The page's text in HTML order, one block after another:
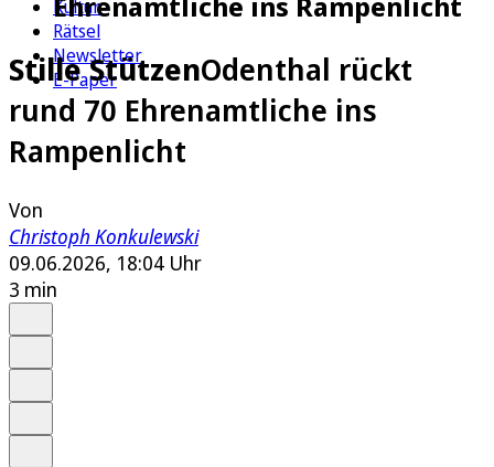
Kultur
Rätsel
Newsletter
E-Paper
Stille StützenOdenthal rückt
rund 70 Ehrenamtliche ins
Rampenlicht
Von
Christoph Konkulewski
09.06.2026, 18:04 Uhr
3 min